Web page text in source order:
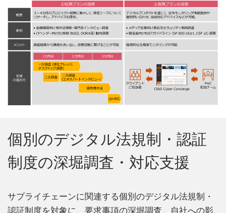
個別のデジタル法規制・認証
制度の深堀調査・対応支援
サプライチェーンに関連する個別のデジタル法規制・
認証制度を対象に、要求事項の深堀調査、自社への影